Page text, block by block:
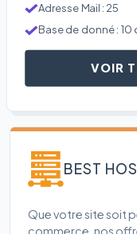
Adresse Mail : 25
Base de donné : 10
VOIR
BEST
Que votre site soit
commerce, nos